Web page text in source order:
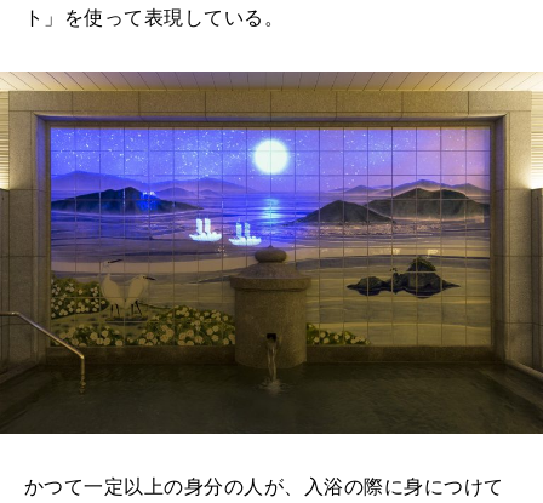
ト」を使って表現している。
かつて一定以上の身分の人が、入浴の際に身につけて